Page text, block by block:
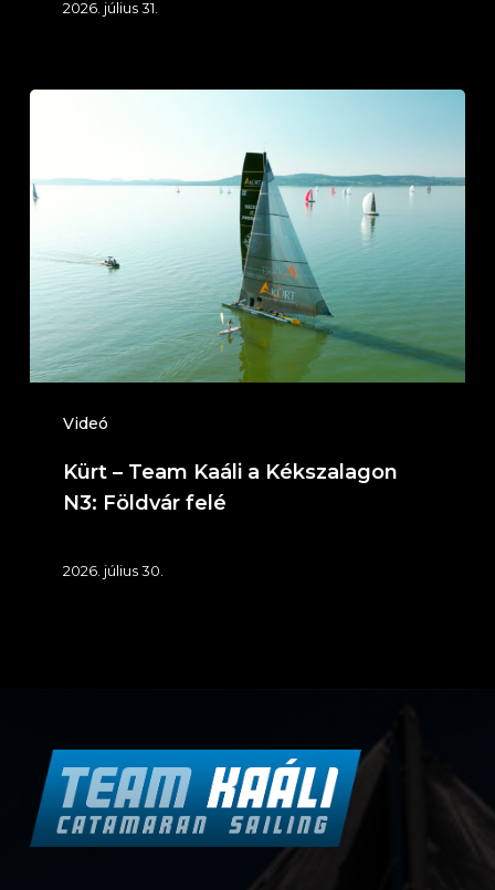
2026. július 31.
Videó
Team
Kaáli
Kékszalagon
N3:
Földvár
felé
Kürt – Team Kaáli a Kékszalagon
N3: Földvár felé
2026. július 30.